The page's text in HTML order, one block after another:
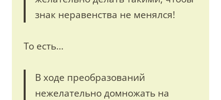
знак неравенства не менялся!
То есть…
В ходе преобразований
нежелательно домножать на